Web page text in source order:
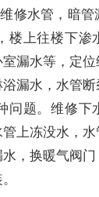
修水管，暗
楼上往楼下渗
漏水等，定
漏水，水管
问题。维修下
上冻没水，
，换暖气阀